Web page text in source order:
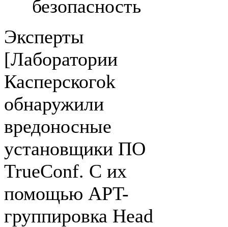
безопасность
Эксперты
[Лаборатории
Касперскогоk
обнаружили
вредоносные
установщики ПО
TrueConf. С их
помощью APT-
группировка Head